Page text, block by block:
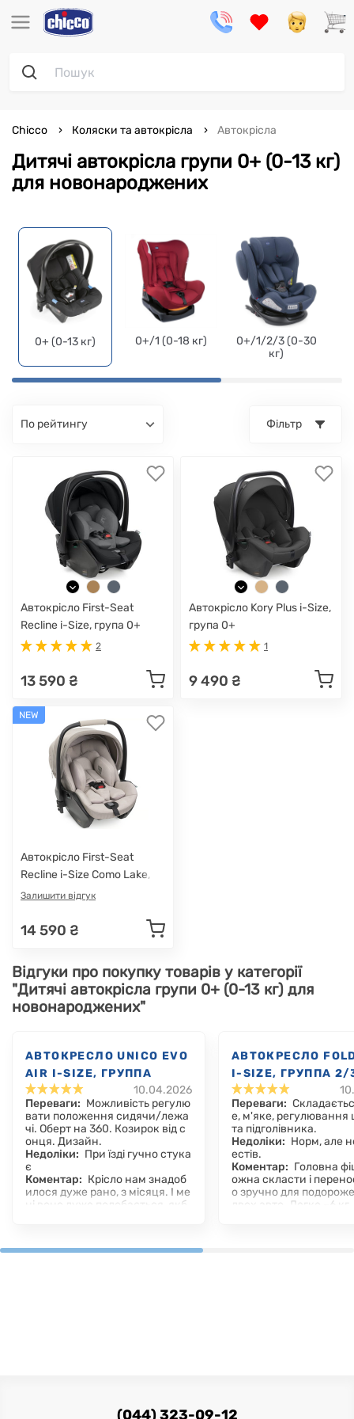
Дитячі автокрісла групи 0+ (0-13 кг)
для новонароджених
Chicco Коляски та автокрісла Автокрісла
0+ (0-13 кг) 0+/1 (0-18 кг)
0+/1/2/3 (0-30
кг)
по рейтингу Фільтр
Автокрісло First-Seat
Recline i-Size, група 0+
2
13 590 ₴
Автокрісло Kory Plus i-Size,
група 0+
1
9 490 ₴
NEW
Автокрісло First-Seat
Recline i-Size Como Lake,
група 0+
Залишити відгук
14 590 ₴
Відгуки про покупку товарів у категорії
"Дитячі автокрісла групи 0+ (0-13 кг) для
новонароджених"
АВТОКРЕСЛО UNICO EVO
AIR I-SIZE, ГРУППА
0+/1/2/3
10.04.2026
Переваги: Можливість регулю
вати положення сидячи/лежа
чі. Оберт на 360. Козирок від с
онця. Дизайн.
Недоліки: При їзді гучно стука
є
Коментар: Крісло нам знадоб
илося дуже рано, з місяця. І ме
ні воно дуже подобається, якб
Козирок теж в нагоді, він дійсн
АВТОКРЕСЛО
I-SIZE, ГРУППА 2/
Переваги:
е, м'яке,
та підголівника.
Недоліки: Норм, але
естів.
Коментар: Головна
ожна скласти і
о зручно для
двох авто. Легке ~6
(044) 323-09-12